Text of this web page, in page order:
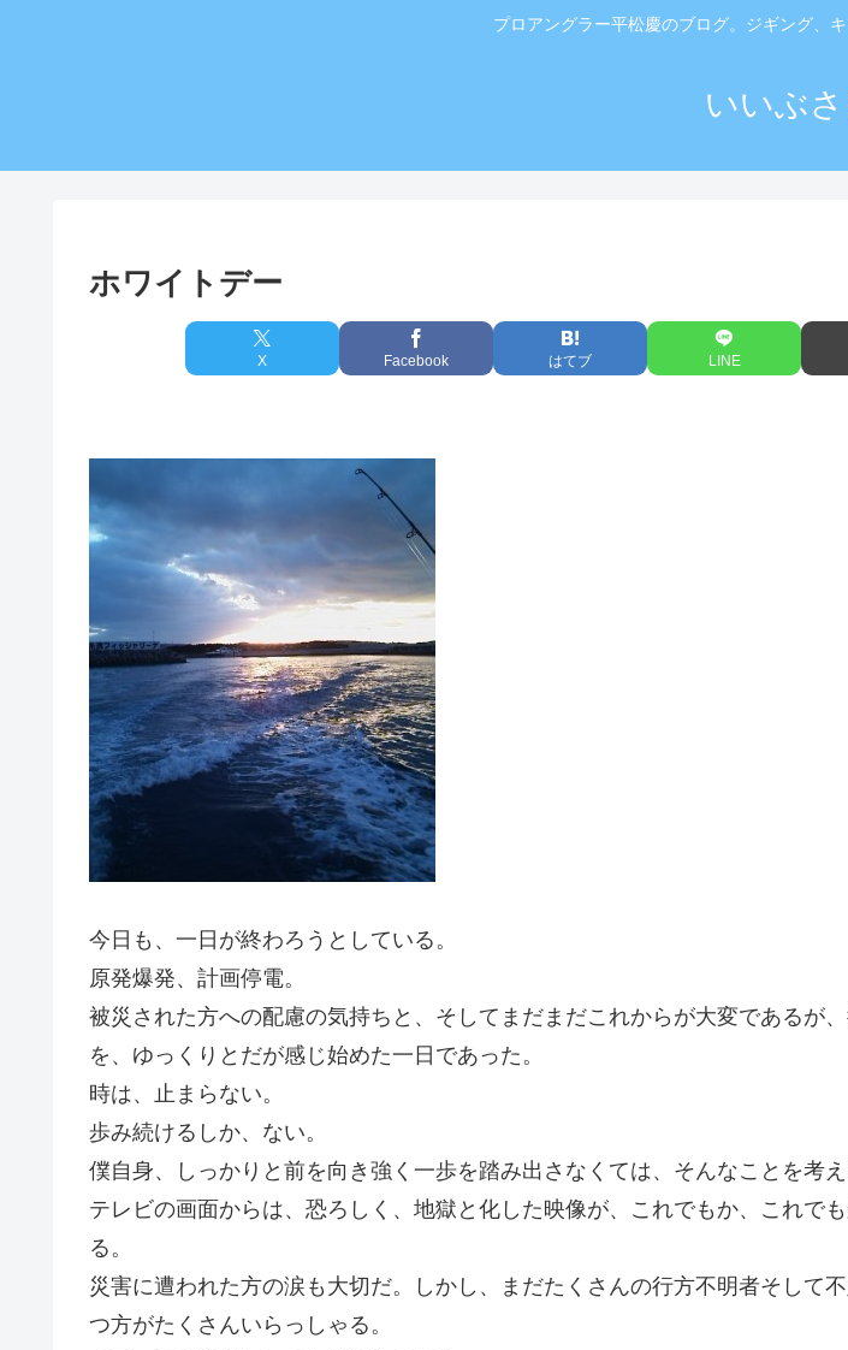
プロアングラー平松慶のブログ。ジギング、
いいぶ
ホワイトデー
X Facebook はてブ LINE
今日も、一日が終わろうとしている。
原発爆発、計画停電。
被災された方への配慮の気持ちと、そしてまだまだこれからが大変であるが
を、ゆっくりとだが感じ始めた一日であった。
時は、止まらない。
歩み続けるしか、ない。
僕自身、しっかりと前を向き強く一歩を踏み出さなくては、そんなことを考え
テレビの画面からは、恐ろしく、地獄と化した映像が、これでもか、これで
る。
災害に遭われた方の涙も大切だ。しかし、まだたくさんの行方不明者そして
つ方がたくさんいらっしゃる。